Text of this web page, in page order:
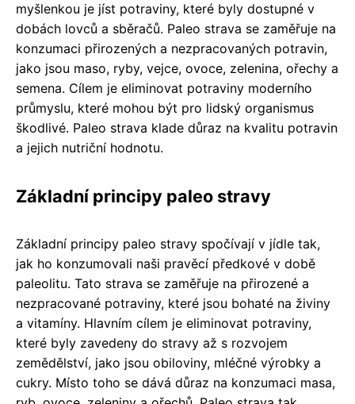
myšlenkou je jíst potraviny, které byly dostupné v
dobách lovců a sběračů. Paleo strava se zaměřuje na
konzumaci přirozených a nezpracovaných potravin,
jako jsou maso, ryby, vejce, ovoce, zelenina, ořechy a
semena. Cílem je eliminovat potraviny moderního
průmyslu, které mohou být pro lidský organismus
škodlivé. Paleo strava klade důraz na kvalitu potravin
a jejich nutriční hodnotu.
Základní principy paleo stravy
Základní principy paleo stravy spočívají v jídle tak,
jak ho konzumovali naši pravěcí předkové v době
paleolitu. Tato strava se zaměřuje na přirozené a
nezpracované potraviny, které jsou bohaté na živiny
a vitamíny. Hlavním cílem je eliminovat potraviny,
které byly zavedeny do stravy až s rozvojem
zemědělství, jako jsou obiloviny, mléčné výrobky a
cukry. Místo toho se dává důraz na konzumaci masa,